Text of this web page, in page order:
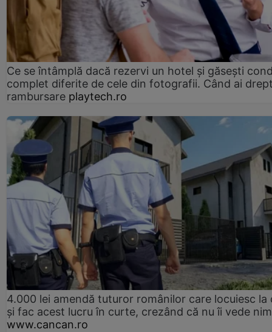
Ce se întâmplă dacă rezervi un hotel și găsești
complet diferite de cele din fotografii. Când ai
rambursare playtech.ro
4.000 lei amendă tuturor românilor care locuiesc la
și fac acest lucru în curte, crezând că nu îi vede
www.cancan.ro